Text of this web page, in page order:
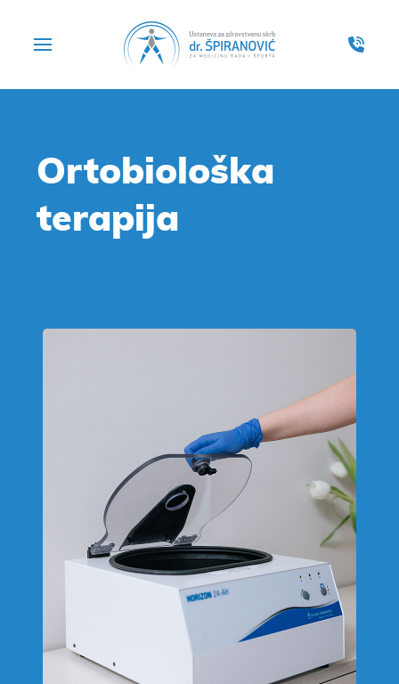
Ortobiološka
terapija